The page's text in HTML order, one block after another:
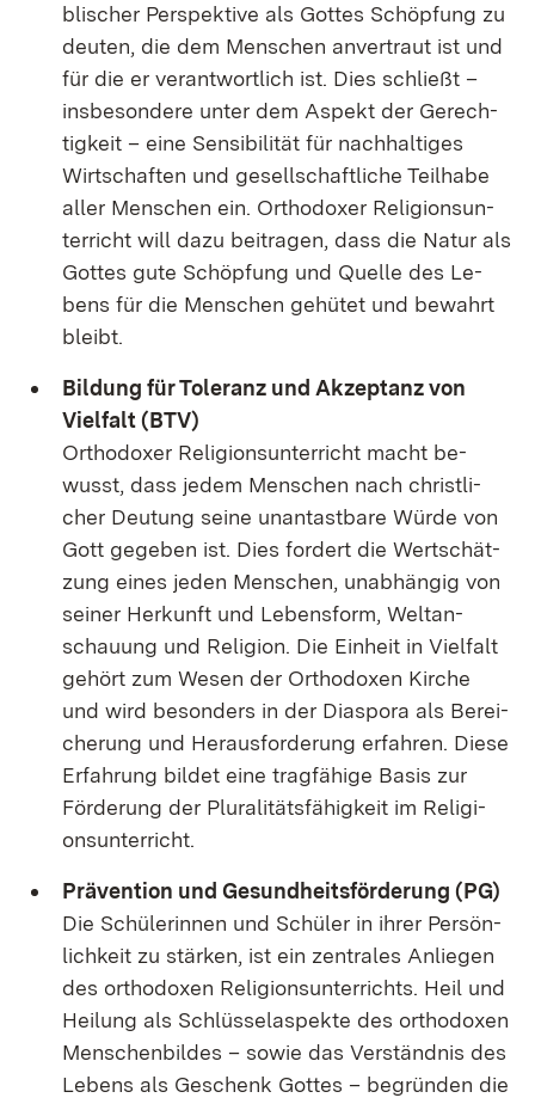
bli­scher Per­spek­ti­ve als Got­tes Schöp­fung zu
deu­ten, die dem Men­schen an­ver­traut ist und
für die er ver­ant­wort­lich ist. Dies schließt –
ins­be­son­de­re un­ter dem As­pekt der Ge­rech­
tig­keit – ei­ne Sen­si­bi­li­tät für nach­hal­ti­ges
Wirt­schaf­ten und ge­sell­schaft­li­che Teil­ha­be
al­ler Men­schen ein. Or­tho­do­xer Re­li­gi­ons­un­
ter­richt will da­zu bei­tra­gen, dass die Na­tur als
Got­tes gu­te Schöp­fung und Quel­le des Le­
bens für die Men­schen ge­hü­tet und be­wahrt
bleibt.
Bil­dung für To­le­ranz und Ak­zep­tanz von
Viel­falt (BTV)
Or­tho­do­xer Re­li­gi­ons­un­ter­richt macht be­
wusst, dass je­dem Men­schen nach christ­li­
cher Deu­tung sei­ne un­an­tast­ba­re Wür­de von
Gott ge­ge­ben ist. Dies for­dert die Wert­schät­
zung ei­nes je­den Men­schen, un­ab­hän­gig von
sei­ner Her­kunft und Le­bens­form, Welt­an­
schau­ung und Re­li­gi­on. Die Ein­heit in Viel­falt
ge­hört zum We­sen der Or­tho­do­xen Kir­che
und wird be­son­ders in der Dia­spo­ra als Be­rei­
che­rung und Her­aus­for­de­rung er­fah­ren. Die­se
Er­fah­rung bil­det ei­ne trag­fä­hi­ge Ba­sis zur
För­de­rung der Plu­ra­li­täts­fä­hig­keit im Re­li­gi­
ons­un­ter­richt.
Prä­ven­ti­on und Ge­sund­heits­för­de­rung (PG)
Die Schü­le­rin­nen und Schü­ler in ih­rer Per­sön­
lich­keit zu stär­ken, ist ein zen­tra­les An­lie­gen
des or­tho­do­xen Re­li­gi­ons­un­ter­richts. Heil und
Hei­lung als Schlüs­sel­as­pek­te des or­tho­do­xen
Men­schen­bil­des – so­wie das Ver­ständ­nis des
Le­bens als Ge­schenk Got­tes – be­grün­den die